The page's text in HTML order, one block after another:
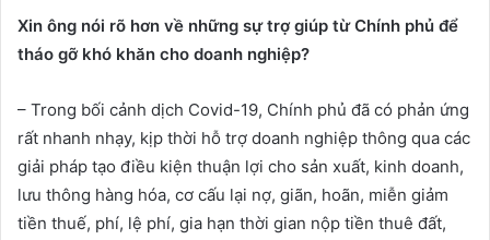
Xin ông nói rõ hơn về những sự trợ giúp từ Chính phủ để
tháo gỡ khó khăn cho doanh nghiệp?
– Trong bối cảnh dịch Covid-19, Chính phủ đã có phản ứng
rất nhanh nhạy, kịp thời hỗ trợ doanh nghiệp thông qua các
giải pháp tạo điều kiện thuận lợi cho sản xuất, kinh doanh,
lưu thông hàng hóa, cơ cấu lại nợ, giãn, hoãn, miễn giảm
tiền thuế, phí, lệ phí, gia hạn thời gian nộp tiền thuê đất,